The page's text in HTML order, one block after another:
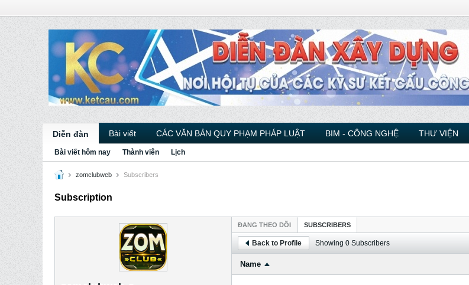
Diễn đàn Bài viết CÁC VĂN BẢN QUY PHẠM PHÁP LUẬT BIM - CÔNG NGHỆ THƯ VIỆN
Bài viết hôm nay Thành viên Lịch
zomclubweb Subscribers
Subscription
ÐANG THEO DÕI SUBSCRIBERS
Back to Profile Showing 0 Subscribers
Name